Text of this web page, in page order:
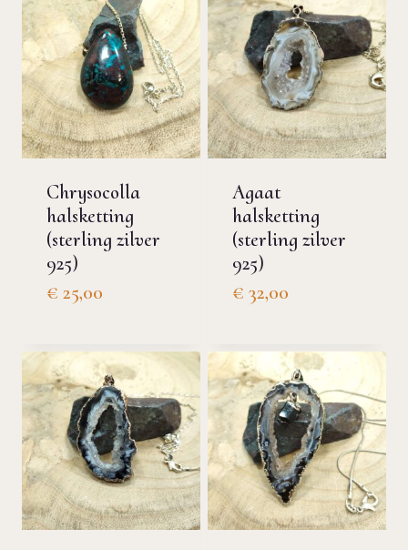
Chrysocolla
halsketting
(sterling zilver
925)
€ 25,00
Agaat
halsketting
(sterling zilver
925)
€ 32,00